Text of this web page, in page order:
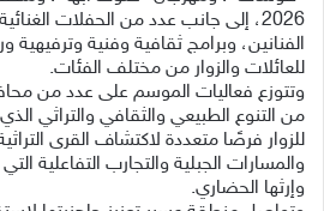
2026، إلى جانب عدد من الحفلات
الفنانين، وبرامج ثقافية وفنية
للعائلات والزوار من مختلف الفئات.
وتتوزع فعاليات الموسم على عدد من
من التنوع الطبيعي والثقافي والتراثي
للزوار فرصًا متعددة لاكتشاف القرى
والمسارات الجبلية والتجارب التفاعلية
وإرثها الحضاري.